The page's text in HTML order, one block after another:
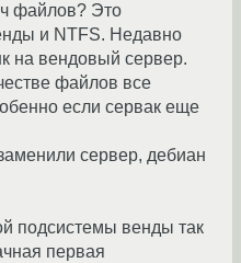
файлов? Это
и NTFS. Недавно
на вендовый сервер.
файлов все
если сервак еще
сервер, дебиан
подсистемы венды так
первая